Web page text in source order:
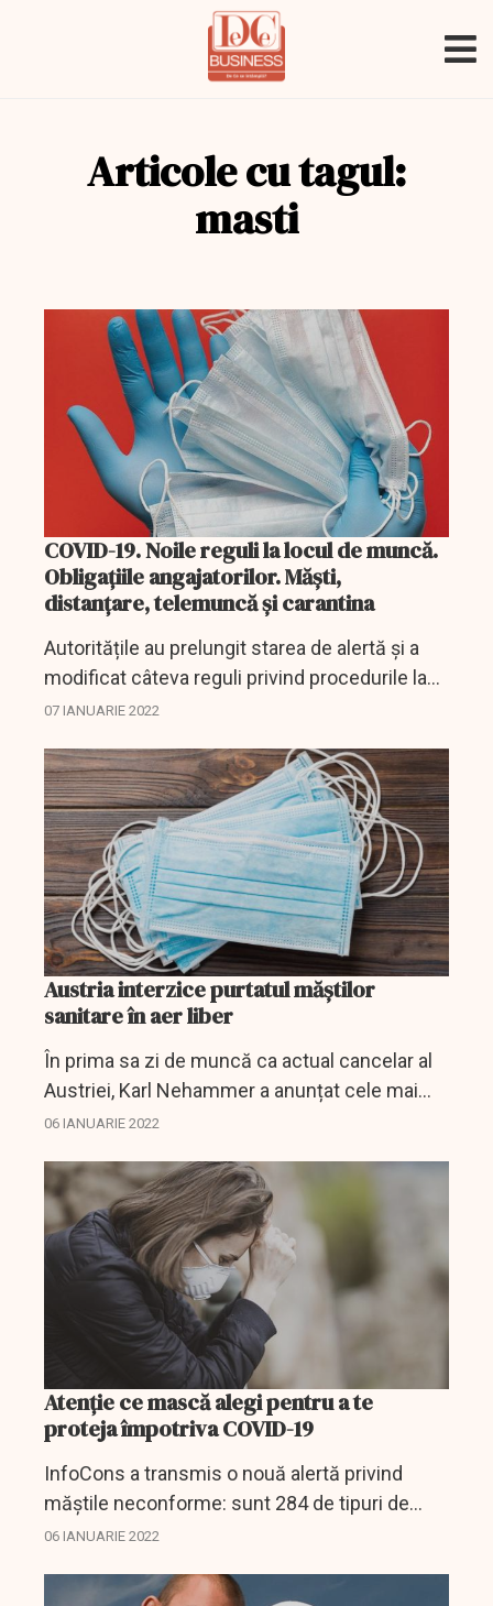
Articole cu tagul:
masti
COVID-19. Noile reguli la locul de muncă.
Obligațiile angajatorilor. Măști,
distanțare, telemuncă și carantina
Autoritățile au prelungit starea de alertă și a
modificat câteva reguli privind procedurile la
locul de muncă, dar nu numai.
07 IANUARIE 2022
Austria interzice purtatul măștilor
sanitare în aer liber
În prima sa zi de muncă ca actual cancelar al
Austriei, Karl Nehammer a anunțat cele mai
recente rezoluții ale guvernului în cadrul unei
06 IANUARIE 2022
Atenţie ce mască alegi pentru a te
proteja împotriva COVID-19
InfoCons a transmis o nouă alertă privind
măştile neconforme: sunt 284 de tipuri de
măşti neconforme, dintre care 61,26%,
06 IANUARIE 2022